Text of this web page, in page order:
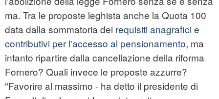
ma. Tra le proposte leghista anche la Quota 100
data dalla sommatoria dei requisiti anagrafici e
contributivi per l'accesso al pensionamento, ma
intanto ripartire dalla cancellazione della riforma
Fornero? Quali invece le proposte azzurre?
"Favorire al massimo - ha detto il presidente di